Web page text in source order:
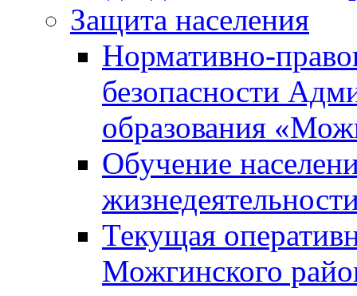
Защита населения
Нормативно-
безопасности
образования
Обучение
Текущая
Можгинского